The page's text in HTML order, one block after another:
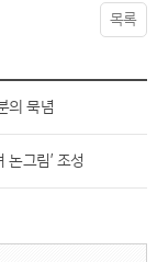
목록
의 묵념
논그림’ 조성